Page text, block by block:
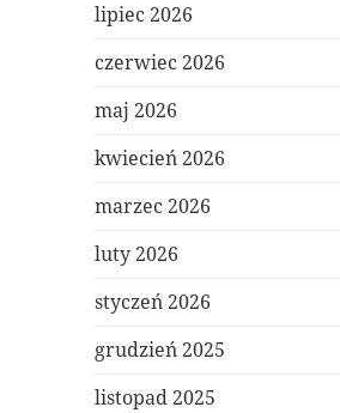
lipiec 2026
czerwiec 2026
maj 2026
kwiecień 2026
marzec 2026
luty 2026
styczeń 2026
grudzień 2025
listopad 2025